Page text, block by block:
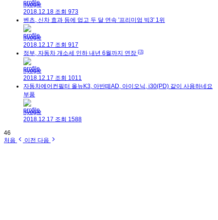
hyogle
2018.12.18 조회 973
벤츠, 신차 효과 등에 업고 두 달 연속 '프리미엄 빅3' 1위
hyogle
2018.12.17 조회 917
정부, 자동차 개소세 인하 내년 6월까지 연장
hyogle
2018.12.17 조회 1011
자동차에어컨필터 올뉴K3, 아반떼AD, 아이오닉, i30(PD) 같이 사용하네요
부품
hyogle
2018.12.17 조회 1588
46
처음
이전 다음